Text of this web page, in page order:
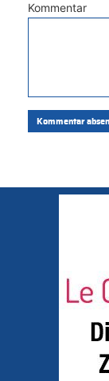
Kommentar